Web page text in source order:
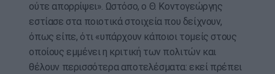
ούτε απορρίψει». Ωστόσο, ο Θ. Κοντογεώργης
εστίασε στα ποιοτικά στοιχεία που δείχνουν,
όπως είπε, ότι «υπάρχουν κάποιοι τομείς στους
οποίους εμμένει η κριτική των πολιτών και
θέλουν περισσότερα αποτελέσματα: εκεί πρέπει